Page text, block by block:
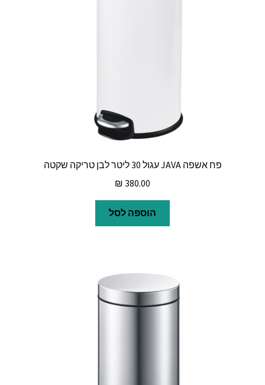
פח אשפה JAVA עגול 30 ליטר לבן טריקה שקטה
₪ 380.00
הוספה לסל